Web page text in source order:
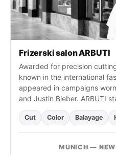
Frizerski salon ARBUTI
Awarded for precision
known in the international
appeared in campaigns
and Justin Bieber. ARBUTI
Cut Color Balayage
MUNICH —